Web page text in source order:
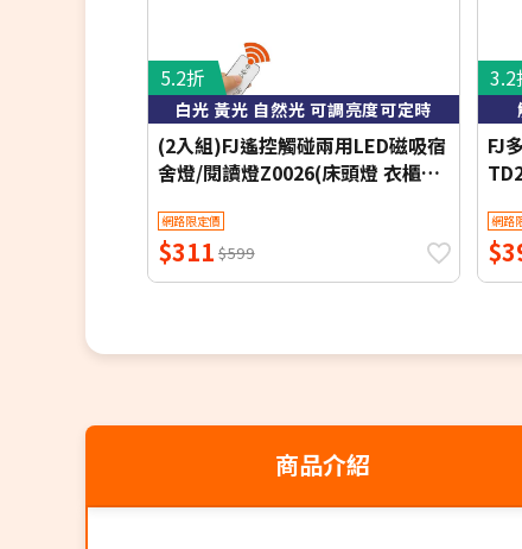
5.2折
白光 黃光 自然光 可調亮度可定時
(2入組)FJ遙控觸碰兩用LED磁吸宿
舍燈/閱讀燈Z0026(床頭燈 衣櫃燈
網路限定價
$311 $599
3.2
FJ
網路
商品介紹